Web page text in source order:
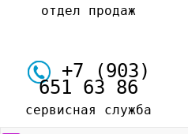
отдел продаж
+7 (903)
651 63 86
сервисная служба